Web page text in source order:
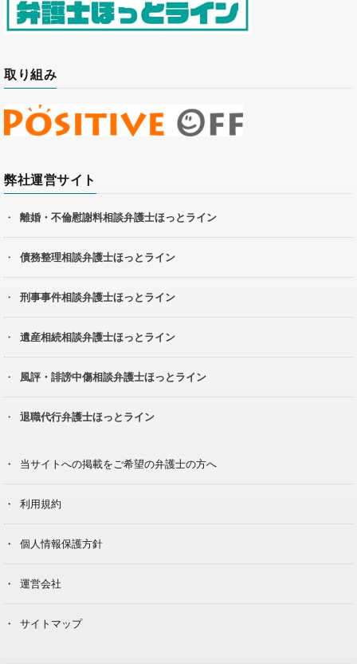
取り組み
弊社運営サイト
離婚・不倫慰謝料相談弁護士ほっとライン
債務整理相談弁護士ほっとライン
刑事事件相談弁護士ほっとライン
遺産相続相談弁護士ほっとライン
風評・誹謗中傷相談弁護士ほっとライン
退職代行弁護士ほっとライン
当サイトへの掲載をご希望の弁護士の方へ
利用規約
個人情報保護方針
運営会社
サイトマップ